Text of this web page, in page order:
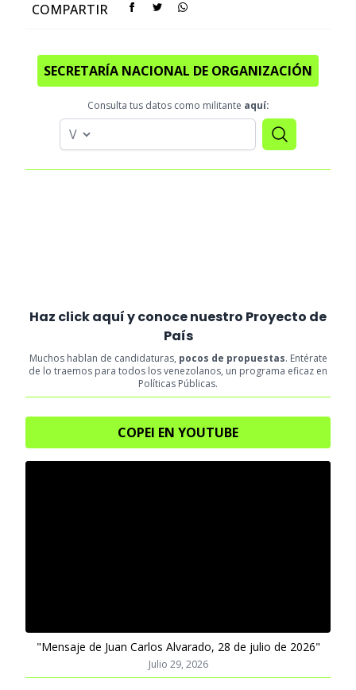
COMPARTIR
SECRETARÍA NACIONAL DE ORGANIZACIÓN
Consulta tus datos como militante aquí:
Haz click aquí y conoce nuestro Proyecto de
País
Muchos hablan de candidaturas, pocos de propuestas. Entérate
de lo traemos para todos los venezolanos, un programa eficaz en
Políticas Públicas.
COPEI EN YOUTUBE
"Mensaje de Juan Carlos Alvarado, 28 de julio de 2026"
Julio 29, 2026